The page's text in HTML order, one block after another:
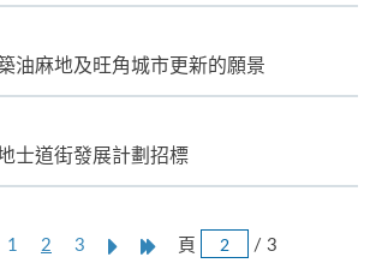
油麻地及旺角城市更新的願景
士道街發展計劃招標
1 2 3
NextLast頁 / 3